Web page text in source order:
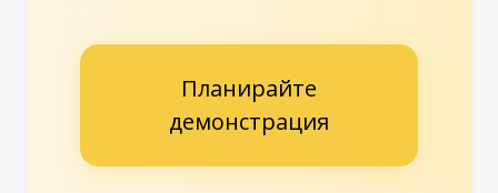
Планирайте
демонстрация